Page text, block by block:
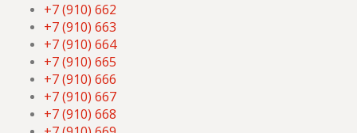
+7 (910) 662
+7 (910) 663
+7 (910) 664
+7 (910) 665
+7 (910) 666
+7 (910) 667
+7 (910) 668